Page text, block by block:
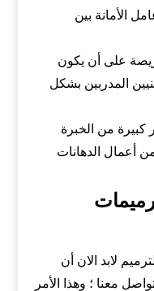
الأمانة بين
على أن يكون
المدربين بشكل
كبيرة من الخبرة
أعمال الدهانات
لابد الان أن
معنا ؛ وهذا الأمر